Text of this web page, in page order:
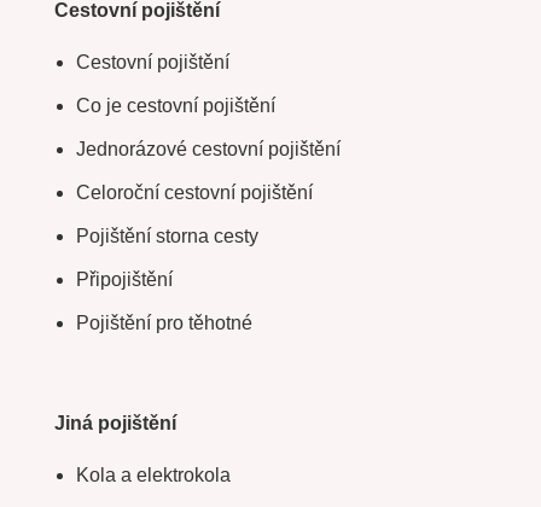
Cestovní pojištění
Cestovní pojištění
Co je cestovní pojištění
Jednorázové cestovní pojištění
Celoroční cestovní pojištění
Pojištění storna cesty
Připojištění
Pojištění pro těhotné
Jiná pojištění
Kola a elektrokola